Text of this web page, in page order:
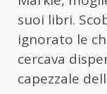
suoi libri.
ignorato le
cercava
capezzale